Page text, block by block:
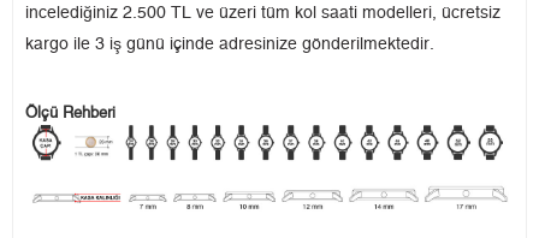
incelediğiniz 2.500 TL ve üzeri tüm kol saati modelleri, ücretsiz
kargo ile 3 iş günü içinde adresinize gönderilmektedir.
Ölçü Rehberi